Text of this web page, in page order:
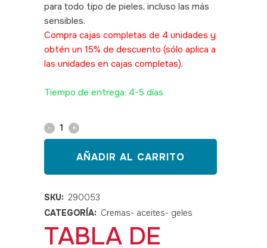
para todo tipo de pieles, incluso las más
sensibles.
Compra cajas completas de 4 unidades y
obtén un 15% de descuento (sólo aplica a
las unidades en cajas completas).
Tiempo de entrega: 4-5 días
Crema
para
masaje
OILY
MASSAGE
AÑADIR AL CARRITO
SKU: 290053
CATEGORÍA: Cremas- aceites- geles
TABLA DE